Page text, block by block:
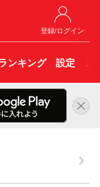
登録/ログイン
ンキング 設定 こ